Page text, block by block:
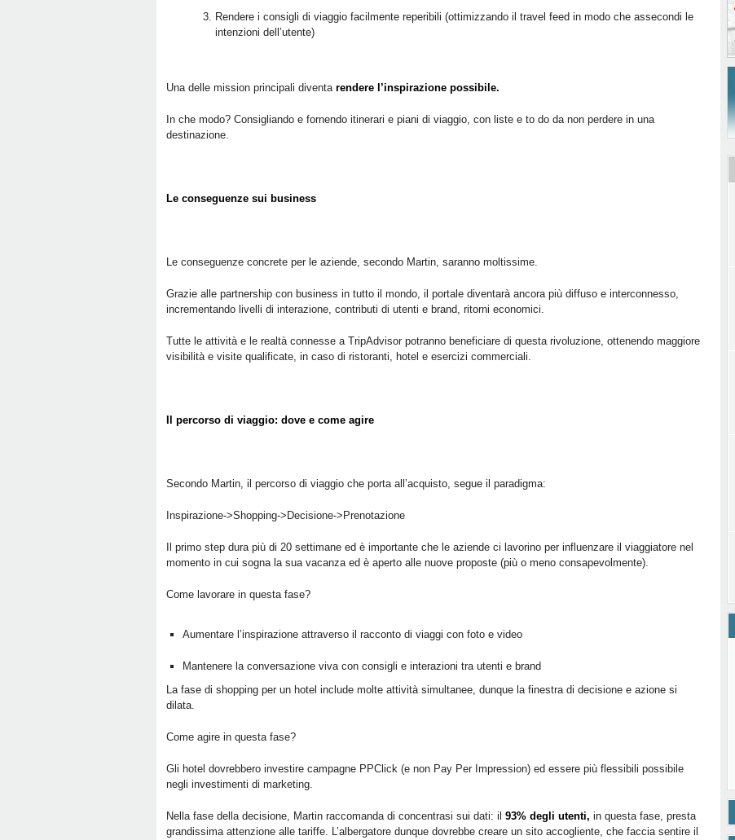
Rendere i consigli di viaggio facilmente reperibili (ottimizzando il travel feed in modo che assecondi le
intenzioni dell’utente)
Una delle mission principali diventa rendere l’inspirazione possibile.
In che modo? Consigliando e fornendo itinerari e piani di viaggio, con liste e to do da non perdere in una
destinazione.
Le conseguenze sui business
Le conseguenze concrete per le aziende, secondo Martin, saranno moltissime.
Grazie alle partnership con business in tutto il mondo, il portale diventarà ancora più diffuso e interconnesso,
incrementando livelli di interazione, contributi di utenti e brand, ritorni economici.
Tutte le attività e le realtà connesse a TripAdvisor potranno beneficiare di questa rivoluzione, ottenendo maggiore
visibilità e visite qualificate, in caso di ristoranti, hotel e esercizi commerciali.
Il percorso di viaggio: dove e come agire
Secondo Martin, il percorso di viaggio che porta all’acquisto, segue il paradigma:
Inspirazione->Shopping->Decisione->Prenotazione
Il primo step dura più di 20 settimane ed è importante che le aziende ci lavorino per influenzare il viaggiatore nel
momento in cui sogna la sua vacanza ed è aperto alle nuove proposte (più o meno consapevolmente).
Come lavorare in questa fase?
Aumentare l’inspirazione attraverso il racconto di viaggi con foto e video
Mantenere la conversazione viva con consigli e interazioni tra utenti e brand
La fase di shopping per un hotel include molte attività simultanee, dunque la finestra di decisione e azione si
dilata.
Come agire in questa fase?
Gli hotel dovrebbero investire campagne PPClick (e non Pay Per Impression) ed essere più flessibili possibile
negli investimenti di marketing.
Nella fase della decisione, Martin raccomanda di concentrasi sui dati: il 93% degli utenti, in questa fase, presta
grandissima attenzione alle tariffe. L’albergatore dunque dovrebbe creare un sito accogliente, che faccia sentire il